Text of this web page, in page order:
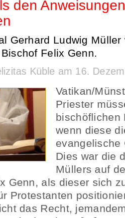
den
Gerhard Ludwig
Felix Genn.
Küble am 16.
Vatikan/
Priester
bischöflichen
wenn diese
evangelische
Dies war die
Müllers auf
Genn, als dieser sich
Protestanten
das Recht,